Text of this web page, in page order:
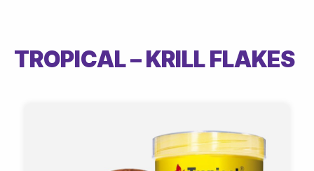
TROPICAL – KRILL FLAKES